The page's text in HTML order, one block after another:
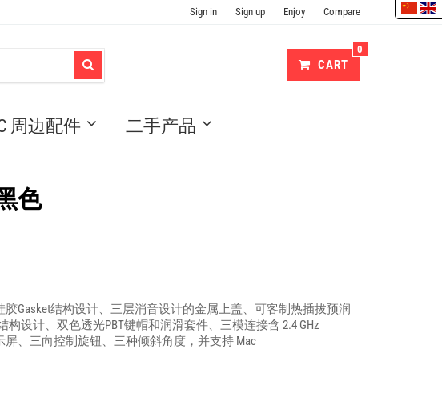
Sign in Sign up Enjoy Compare
0
CART
周边配件 二手产品
色
胶Gasket结构设计、三层消音设计的金属上盖、可客制热插拔预润
构设计、双色透光PBT键帽和润滑套件、三模连接含 2.4 GHz
屏、三向控制旋钮、三种倾斜角度，并支持 Mac